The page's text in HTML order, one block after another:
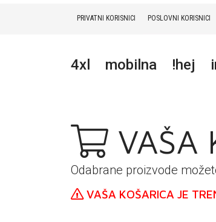
PRIVATNI KORISNICI POSLOVNI KORISNICI
4xl mobilna !hej
PRIJENOS BROJA
VAŠA
Odabrane proizvode
VAŠA KOŠARICA JE